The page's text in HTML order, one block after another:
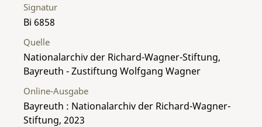
Signatur
Bi 6858
Quelle
Nationalarchiv der Richard-Wagner-Stiftung,
Bayreuth - Zustiftung Wolfgang Wagner
Online-Ausgabe
Bayreuth : Nationalarchiv der Richard-Wagner-
Stiftung, 2023